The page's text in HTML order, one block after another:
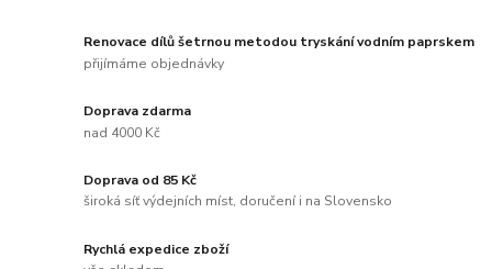
Renovace dílů šetrnou metodou tryskání vodním paprskem
přijímáme objednávky
Doprava zdarma
nad 4000 Kč
Doprava od 85 Kč
široká síť výdejních míst, doručení i na Slovensko
Rychlá expedice zboží